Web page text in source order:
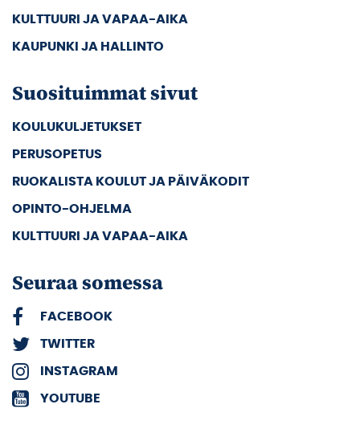
KULTTUURI JA VAPAA-AIKA
KAUPUNKI JA HALLINTO
Suosituimmat sivut
KOULUKULJETUKSET
PERUSOPETUS
RUOKALISTA KOULUT JA PÄIVÄKODIT
OPINTO-OHJELMA
KULTTUURI JA VAPAA-AIKA
Seuraa somessa
FACEBOOK
TWITTER
INSTAGRAM
YOUTUBE